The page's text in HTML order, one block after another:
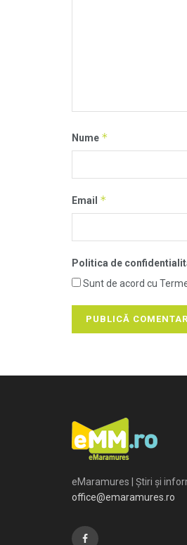
Nume *
Email *
Politica de
Sunt de acord cu
eMaramures | Știri și
office@emaramures.ro